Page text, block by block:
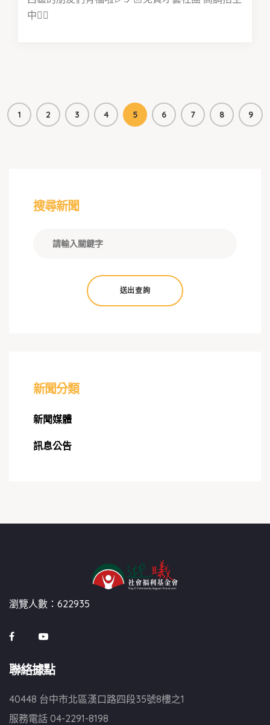
中👈🏻
1 2 3 4 5 6 7 8 9
搜尋新聞
送出查詢
新聞分類
新聞媒體
訊息公告
瀏覽人數：622935
聯絡據點
40448 台中市北區漢口路四段35號8樓之1
服務電話 04-2291-8198